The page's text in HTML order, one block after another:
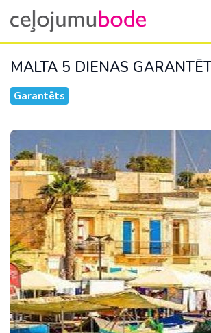
MALTA 5 DIENAS
Garantēts